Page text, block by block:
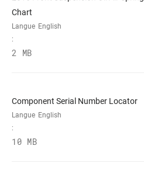
RESSORT
Chart
Langue
:
English
2 MB
Component Serial Number Locator
Langue
:
English
10 MB